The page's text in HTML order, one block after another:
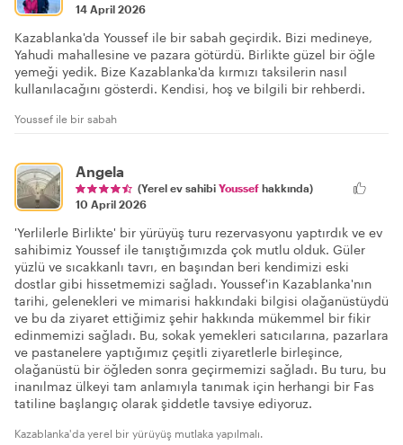
14 April 2026
Kazablanka'da Youssef ile bir sabah geçirdik. Bizi medineye,
Yahudi mahallesine ve pazara götürdü. Birlikte güzel bir öğle
yemeği yedik. Bize Kazablanka'da kırmızı taksilerin nasıl
kullanılacağını gösterdi. Kendisi, hoş ve bilgili bir rehberdi.
Youssef ile bir sabah
Angela
(Yerel ev sahibi Youssef hakkında)
10 April 2026
'Yerlilerle Birlikte' bir yürüyüş turu rezervasyonu yaptırdık ve ev
sahibimiz Youssef ile tanıştığımızda çok mutlu olduk. Güler
yüzlü ve sıcakkanlı tavrı, en başından beri kendimizi eski
dostlar gibi hissetmemizi sağladı. Youssef'in Kazablanka'nın
tarihi, gelenekleri ve mimarisi hakkındaki bilgisi olağanüstüydü
ve bu da ziyaret ettiğimiz şehir hakkında mükemmel bir fikir
edinmemizi sağladı. Bu, sokak yemekleri satıcılarına, pazarlara
ve pastanelere yaptığımız çeşitli ziyaretlerle birleşince,
olağanüstü bir öğleden sonra geçirmemizi sağladı. Bu turu, bu
inanılmaz ülkeyi tam anlamıyla tanımak için herhangi bir Fas
tatiline başlangıç olarak şiddetle tavsiye ediyoruz.
Kazablanka'da yerel bir yürüyüş mutlaka yapılmalı.